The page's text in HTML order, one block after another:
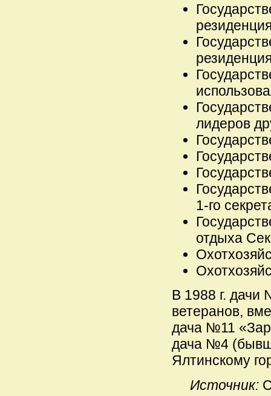
лидеров
1-го
отдыха
В 1988 г.
ветеранов,
дача №11
дача №4
Ялтинскому
Источник: